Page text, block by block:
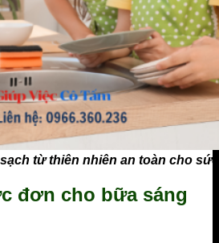
từ thiên nhiên an toàn cho
đơn cho bữa sáng